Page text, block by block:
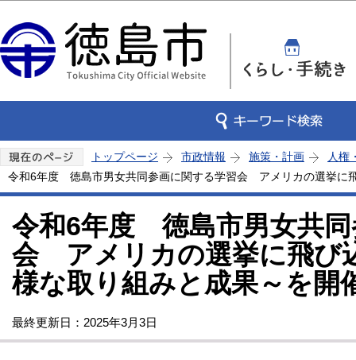
トップページ 市政情報 施策・計画
人権
令和6年度 徳島市男女共同参画に関する学習会 アメリカの選挙に
令和6年度 徳島市男女共同
会 アメリカの選挙に飛び
様な取り組みと成果～を開
最終更新日：2025年3月3日